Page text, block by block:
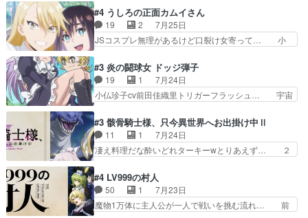
で相手の緊張を解く相手の共… たまったアニメ
50本だってｗ今日も帰った… マネージャー実在
した大逆風のハズなのに全…
の恋愛系で1番これが好き。愛する気は… 今晩
は、2130頃からシンデレラガールズ… 公爵の妻
なのに着てる洋服がシンプル。テー… まあ、これ
は見なくていいな。むしろ判断が… 自分でも気づ
ぜかヒロイン化していますデ… 【今夜のアニメA
は…】前向き没落令嬢×こ… 「ぼやっとしてたら
菜園の領地の外まで開墾…
#4 うしろの正面カムイさん
19 2
7月25日
JSコスプレ無理があるけど口裂け女寄って… 小
カちゃんがヤバすぎてボキキしそう(ぇ… 口裂け
女って人を襲うって知らなかった…ポ… そのスタ
イルで小学生ファッションは口裂け… 相変わら
ず、尺の都合なのか原作漫画の細か… 除霊士カム
昭和キッズを恐怖のどん底へ突… 現代で有名な口
裂け女登場！お市ちゃん、ポ… ろくろ首の除霊シ
ーン「悪霊退散」のパチン…
#3 炎の闘球女 ドッジ弾子
19 1
7月24日
小仏珍子cv前田佳織里トリガーフラッシュ… 宇宙
いたぶってるのか！？Cパートで懐か… 普通にド
ッジが激アツ。いや羽仁衣が初めて… 優谷優の声
優に「ちんこ」って言わせてて興… 珍子ちゃ
ん………！！！！？！先週に引き続… これは意図
限ったことでなく、最近のアニ… 東山朱莉
（AkariHIGASHIYAM… こんなに可憐で可愛い泣
き虫メイドが僅か3…
#3 骸骨騎士様、只今異世界へお出掛け中Ⅱ
11 1
7月24日
凄え料理だな酔いどれターキーwとりあえず… ２
いの良いお兄ちゃん！！現場も楽しかっ… 第３話
をｄアニメストアで視聴しました。視… ローデン
王国ホーバン領を訪れたアーク一行… 1期に引き
続き２期にも出演させていただけ… 1期の頃から
#4 LV999の村人
50 1
7月23日
魔物1万体に主人公が一人で戦いを挑む流れ… 前